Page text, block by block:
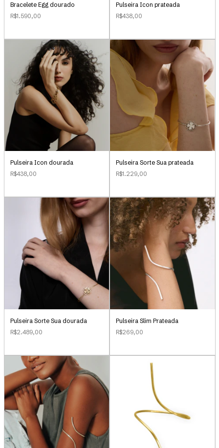
Bracelete Egg dourado
R$1.590,00
Pulseira Icon prateada
R$438,00
Pulseira Icon dourada
R$438,00
Pulseira Sorte Sua prateada
R$1.229,00
Pulseira Sorte Sua dourada
R$2.489,00
Pulseira Slim Prateada
R$269,00